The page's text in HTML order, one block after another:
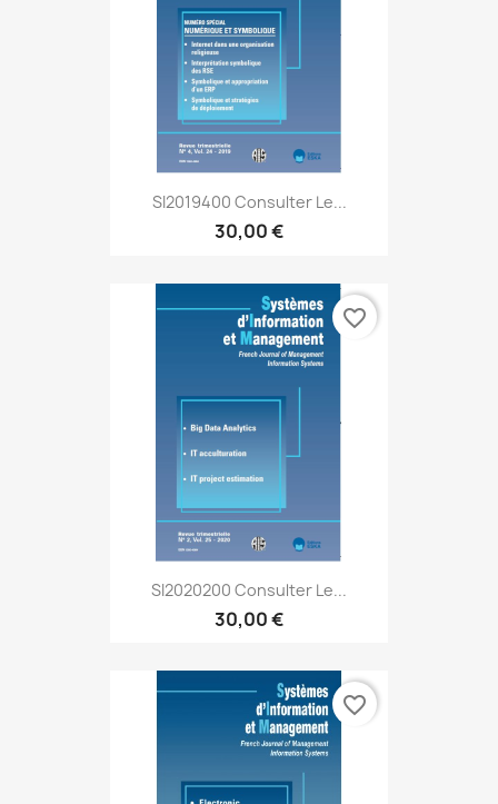
SI2019400 Consulter Le...
30,00 €
SI2020200 Consulter Le...
30,00 €
favorite_border
favorite_border